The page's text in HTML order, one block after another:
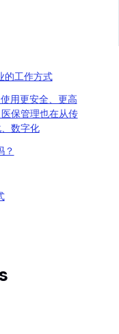
的工作方式
用更安全、更高
保管理也在从传
数字化
？